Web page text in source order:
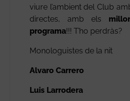
viure l’ambient del Club
directes, amb els
programa!!! T’ho perdràs?
Monologuistes de la nit
Alvaro Carrero
Luis Larrodera